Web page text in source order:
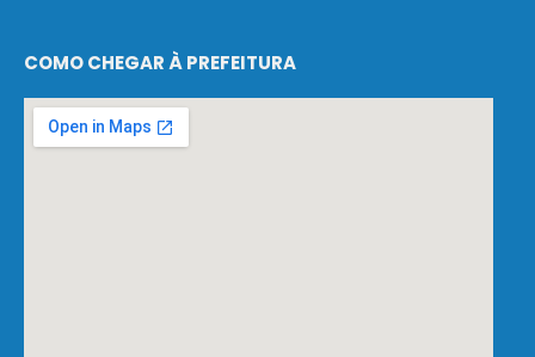
COMO CHEGAR À PREFEITURA